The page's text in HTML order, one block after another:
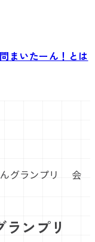
まいたーん！とは
んグランプリ 会
ランプリ